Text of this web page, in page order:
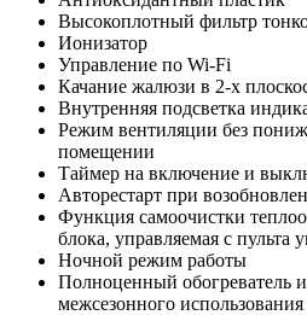
Высокоплотный фильтр
Ионизатор
Управление по Wi-Fi
Качание жалюзи в 2-х
Внутренняя подсветка
Режим вентиляции без
помещении
Таймер на включение и
Авторестарт при
Функция самоочистки
блока, управляемая с пульта
Ночной режим работы
Полноценный обогреватель
межсезонного использования